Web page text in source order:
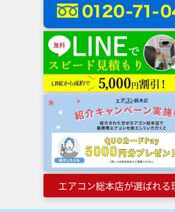
エアコン総本店が選ばれる